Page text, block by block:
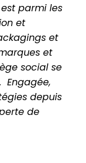
est parmi les
et
et
et
social se
Engagée,
depuis
de